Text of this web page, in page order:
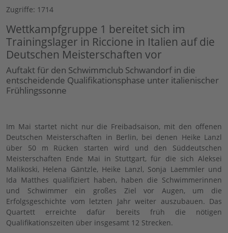
Zugriffe: 1714
Wettkampfgruppe 1 bereitet sich im
Trainingslager in Riccione in Italien auf die
Deutschen Meisterschaften vor
Auftakt für den Schwimmclub Schwandorf in die
entscheidende Qualifikationsphase unter italienischer
Frühlingssonne
Im Mai startet nicht nur die Freibadsaison, mit den offenen
Deutschen Meisterschaften in Berlin, bei denen Heike Lanzl
über 50 m Rücken starten wird und den Süddeutschen
Meisterschaften Ende Mai in Stuttgart, für die sich Aleksei
Malikoski, Helena Gäntzle, Heike Lanzl, Sonja Laemmler und
Ida Matthes qualifiziert haben, haben die Schwimmerinnen
und Schwimmer ein großes Ziel vor Augen, um die
Erfolgsgeschichte vom letzten Jahr weiter auszubauen. Das
Quartett erreichte dafür bereits früh die nötigen
Qualifikationszeiten über insgesamt 12 Strecken.